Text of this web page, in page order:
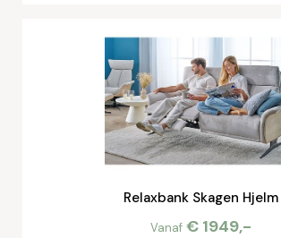
Relaxbank Skagen Hjelm
Vanaf € 1949,-